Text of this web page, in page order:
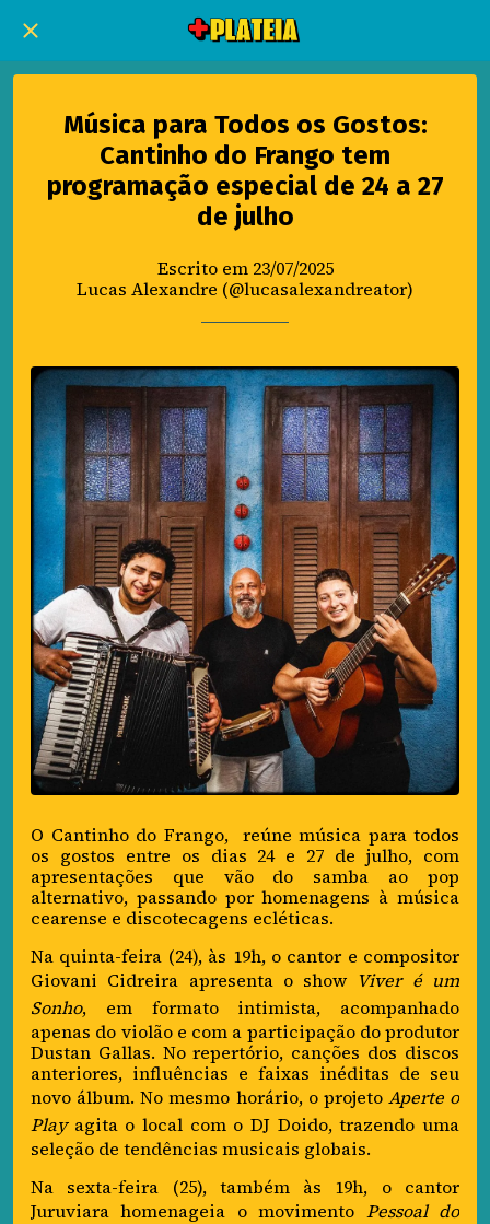
Música para Todos os Gostos:
Cantinho do Frango tem
programação especial de 24 a 27
de julho
Escrito em 23/07/2025
Lucas Alexandre (@lucasalexandreator)
O Cantinho do Frango, reúne música para todos
os gostos entre os dias 24 e 27 de julho, com
apresentações que vão do samba ao pop
alternativo, passando por homenagens à música
cearense e discotecagens ecléticas.
Na quinta-feira (24), às 19h, o cantor e compositor
Giovani Cidreira apresenta o show Viver é um
Sonho, em formato intimista, acompanhado
apenas do violão e com a participação do produtor
Dustan Gallas. No repertório, canções dos discos
anteriores, influências e faixas inéditas de seu
novo álbum. No mesmo horário, o projeto Aperte o
Playagita o local com o DJ Doido, trazendo uma
seleção de tendências musicais globais.
Na sexta-feira (25), também às 19h, o cantor
Juruviara homenageia o movimento Pessoal do